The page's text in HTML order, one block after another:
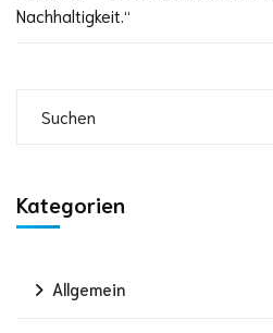
Nachhaltigkeit.“
Kategorien
Allgemein